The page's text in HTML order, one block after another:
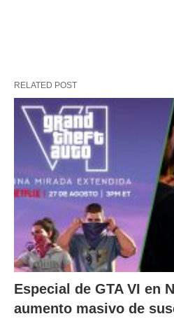
RELATED POST
Especial de GTA VI en
aumento masivo de